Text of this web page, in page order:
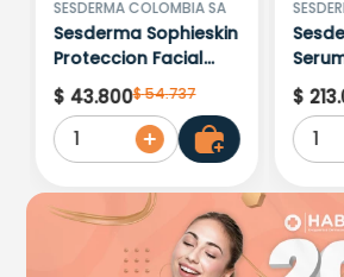
No hay comentarios.
SESDERMA COLOMBIA SA
Sesderma Sophieskin
Proteccion Facial
Kids Hypoallergenic
Spf 500 Moisturising
$ 43.800$54.737
1
30ml
$ 213.
1